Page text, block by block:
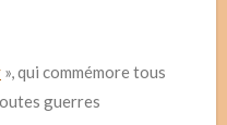
», qui commémore tous
guerres